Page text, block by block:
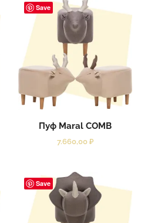
Save
Пуф Maral COMB
7.660,00 ₽
Save